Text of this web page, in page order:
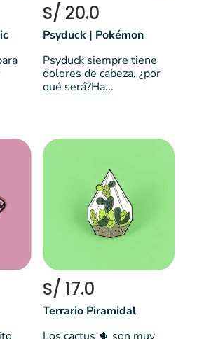
S/ 20.0
Psyduck | Pokémon
Psyduck siempre tiene
dolores de cabeza, ¿por
qué será?Ha...
S/ 17.0
Terrario Piramidal